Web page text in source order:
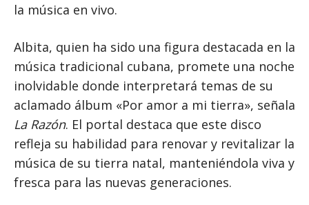
la música en vivo.
Albita, quien ha sido una figura destacada en la
música tradicional cubana, promete una noche
inolvidable donde interpretará temas de su
aclamado álbum «Por amor a mi tierra», señala
La Razón. El portal destaca que este disco
refleja su habilidad para renovar y revitalizar la
música de su tierra natal, manteniéndola viva y
fresca para las nuevas generaciones.